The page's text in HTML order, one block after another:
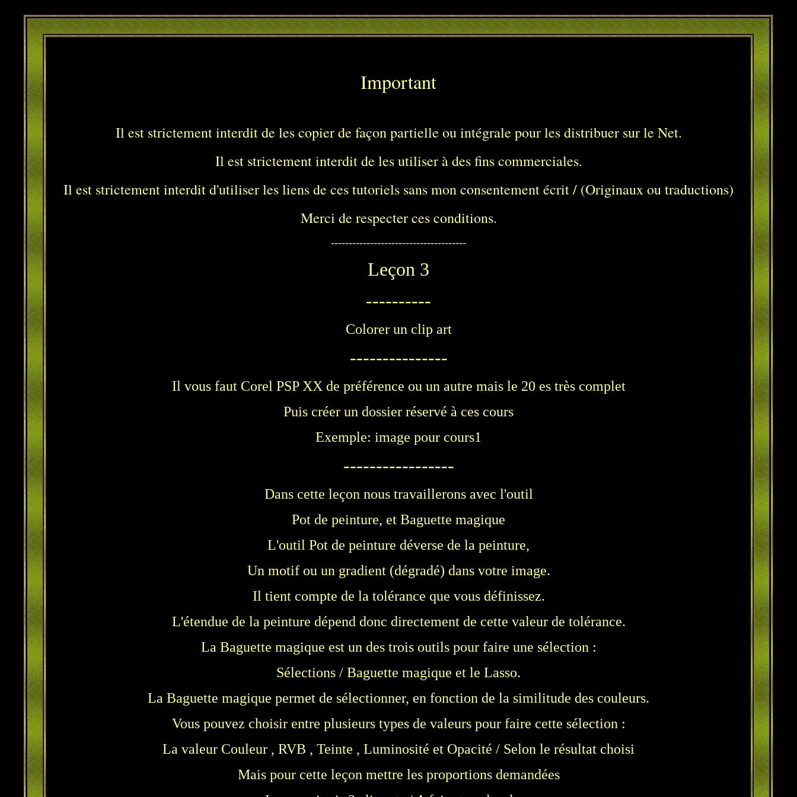
Important
Il est strictement interdit de les copier de façon partielle ou intégrale pour les distribuer sur le Net.
Il est strictement interdit de les utiliser à des fins commerciales.
Il est strictement interdit d'utiliser les liens de ces tutoriels sans mon consentement écrit / (Originaux ou traductions)
Merci de respecter ces conditions.
--------------------------------------
Leçon 3
----------
Colorer un clip art
---------------
Il vous faut Corel PSP XX de préférence ou un autre mais le 20 es très complet
Puis créer un dossier réservé à ces cours
Exemple: image pour cours1
-----------------
Dans cette leçon nous travaillerons avec l'outil
Pot de peinture, et Baguette magique
L'outil Pot de peinture déverse de la peinture,
Un motif ou un gradient (dégradé) dans votre image.
Il tient compte de la tolérance que vous définissez.
L'étendue de la peinture dépend donc directement de cette valeur de tolérance.
La Baguette magique est un des trois outils pour faire une sélection :
Sélections / Baguette magique et le Lasso.
La Baguette magique permet de sélectionner, en fonction de la similitude des couleurs.
Vous pouvez choisir entre plusieurs types de valeurs pour faire cette sélection :
La valeur Couleur , RVB , Teinte , Luminosité et Opacité / Selon le résultat choisi
Mais pour cette leçon mettre les proportions demandées